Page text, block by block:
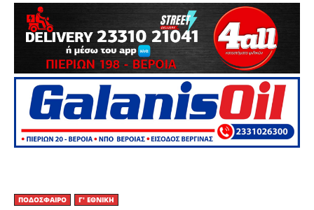
ΠΟΔΌΣΦΑΙΡΟ Γ' ΕΘΝΙΚΉ